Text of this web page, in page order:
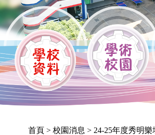
首頁> 校園消息 > 24-25年度秀明樂